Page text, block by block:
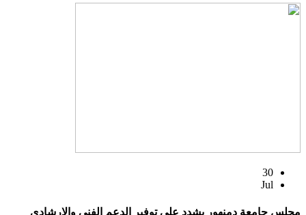
30
Jul
مجلس جامعة دمنهور يشدد على توفير الدعم الفني والإرشادي